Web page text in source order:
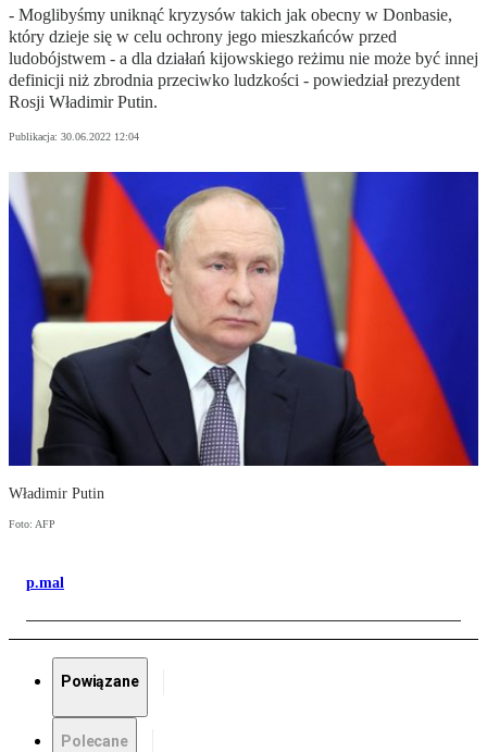
- Moglibyśmy uniknąć kryzysów takich jak obecny w Donbasie,
który dzieje się w celu ochrony jego mieszkańców przed
ludobójstwem - a dla działań kijowskiego reżimu nie może być innej
definicji niż zbrodnia przeciwko ludzkości - powiedział prezydent
Rosji Władimir Putin.
Publikacja: 30.06.2022 12:04
Władimir Putin
Foto: AFP
p.mal
Powiązane
Polecane